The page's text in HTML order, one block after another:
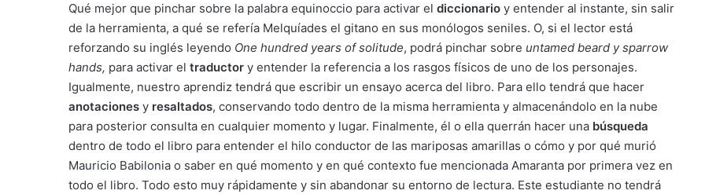
Qué mejor que pinchar sobre la palabra equinoccio para activar el diccionario y entender al instante, sin salir
de la herramienta, a qué se refería Melquíades el gitano en sus monólogos seniles. O, si el lector está
reforzando su inglés leyendo One hundred years of solitude, podrá pinchar sobre untamed beard y sparrow
hands, para activar el traductor y entender la referencia a los rasgos físicos de uno de los personajes.
Igualmente, nuestro aprendiz tendrá que escribir un ensayo acerca del libro. Para ello tendrá que hacer
anotaciones y resaltados, conservando todo dentro de la misma herramienta y almacenándolo en la nube
para posterior consulta en cualquier momento y lugar. Finalmente, él o ella querrán hacer una búsqueda
dentro de todo el libro para entender el hilo conductor de las mariposas amarillas o cómo y por qué murió
Mauricio Babilonia o saber en qué momento y en qué contexto fue mencionada Amaranta por primera vez en
todo el libro. Todo esto muy rápidamente y sin abandonar su entorno de lectura. Este estudiante no tendrá